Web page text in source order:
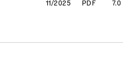
11/2025 PDF